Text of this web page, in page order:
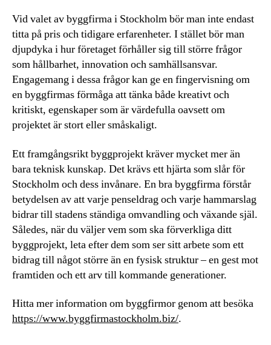
Vid valet av byggfirma i Stockholm bör man inte endast
titta på pris och tidigare erfarenheter. I stället bör man
djupdyka i hur företaget förhåller sig till större frågor
som hållbarhet, innovation och samhällsansvar.
Engagemang i dessa frågor kan ge en fingervisning om
en byggfirmas förmåga att tänka både kreativt och
kritiskt, egenskaper som är värdefulla oavsett om
projektet är stort eller småskaligt.
Ett framgångsrikt byggprojekt kräver mycket mer än
bara teknisk kunskap. Det krävs ett hjärta som slår för
Stockholm och dess invånare. En bra byggfirma förstår
betydelsen av att varje penseldrag och varje hammarslag
bidrar till stadens ständiga omvandling och växande själ.
Således, när du väljer vem som ska förverkliga ditt
byggprojekt, leta efter dem som ser sitt arbete som ett
bidrag till något större än en fysisk struktur – en gest mot
framtiden och ett arv till kommande generationer.
Hitta mer information om byggfirmor genom att besöka
https://www.byggfirmastockholm.biz/.